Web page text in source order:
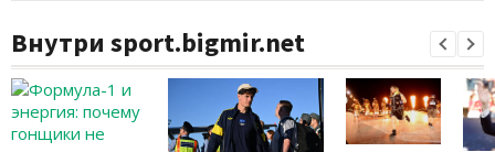
Внутри sport.bigmir.net